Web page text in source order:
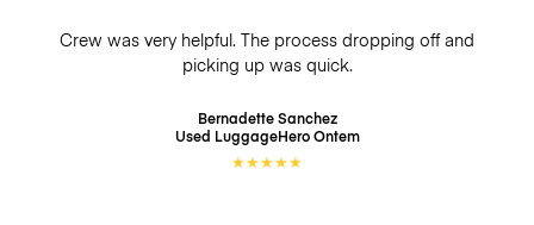
Crew was very helpful. The process dropping off and
picking up was quick.
Bernadette Sanchez
Used LuggageHeroOntem
★★★★★